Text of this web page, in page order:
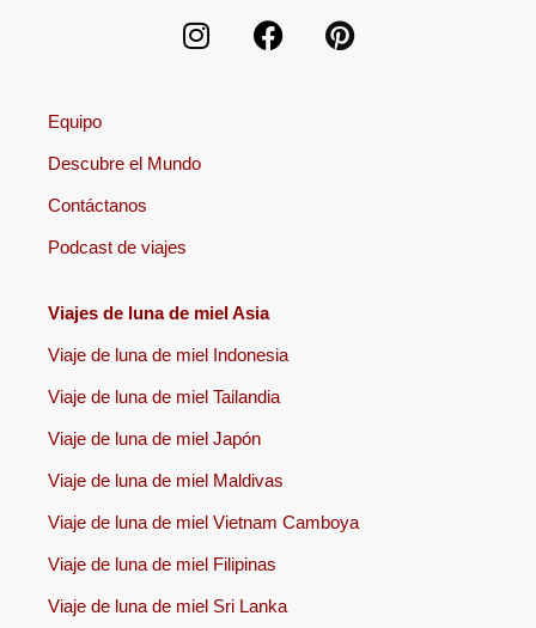
Equipo
Descubre el Mundo
Contáctanos
Podcast de viajes
Viajes de luna de miel Asia
Viaje de luna de miel Indonesia
Viaje de luna de miel Tailandia
Viaje de luna de miel Japón
Viaje de luna de miel Maldivas
Viaje de luna de miel Vietnam Camboya
Viaje de luna de miel Filipinas
Viaje de luna de miel Sri Lanka